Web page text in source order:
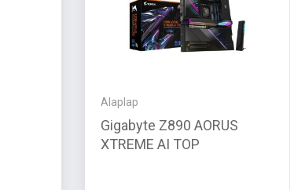
Alaplap
Gigabyte Z890 AORUS
XTREME AI TOP